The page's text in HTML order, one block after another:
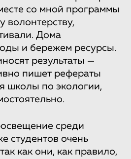
со мной программы
волонтерству,
Дома
и бережем ресурсы.
результаты —
пишет рефераты
школы по экологии,
среди
студентов очень
как они, как правило,